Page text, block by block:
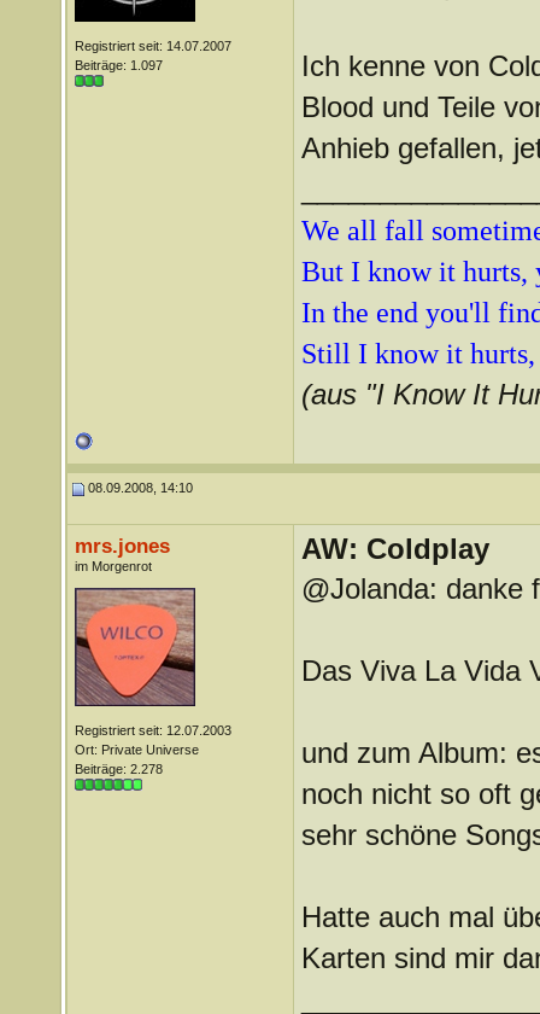
Registriert seit: 14.07.2007
Beiträge: 1.097
Ich kenne von
Blood und Teile
Anhieb gefallen,
We all fall
But I know it hurts,
In the end you'll
Still I know it
(aus "I Know It
08.09.2008, 14:10
mrs.jones
im Morgenrot
Registriert seit: 12.07.2003
Ort: Private Universe
Beiträge: 2.278
AW: Coldplay
@Jolanda: danke
Das Viva La Vida
und zum Album:
noch nicht so oft
sehr schöne
Hatte auch mal
Karten sind mir